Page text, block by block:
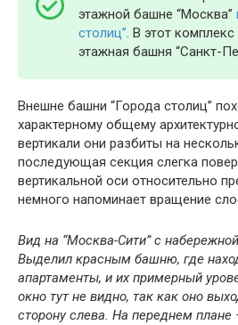
этажной башне “Москва”
столиц”. В этот
этажная башня “Санкт-
Внешне башни “Города столиц”
характерному общему
вертикали они разбиты на
последующая секция слегка
вертикальной оси относительно
немного напоминает вращение
Вид на “Москва-Сити” с
Выделил красным башню, где
апартаменты, и их примерный
окно тут не видно, так как оно
сторону слева. На переднем